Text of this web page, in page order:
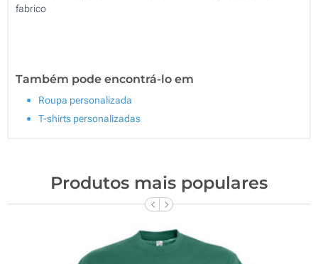
fabrico
Também pode encontrá-lo em
Roupa personalizada
T-shirts personalizadas
Produtos mais populares